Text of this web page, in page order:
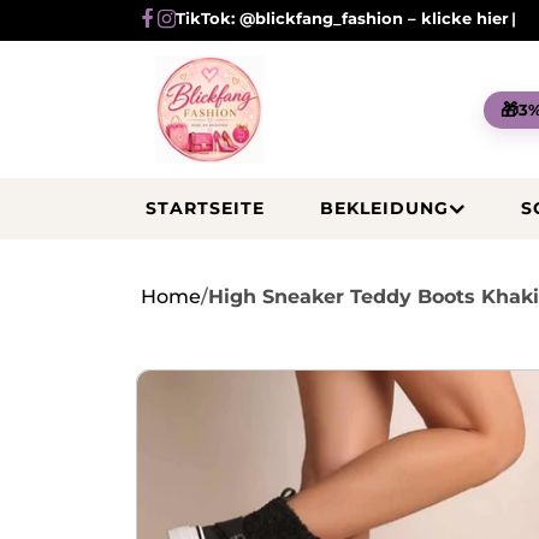
TikTok: @blickfang_fashion – klicke hier
🎁
STARTSEITE BEKLEIDUNG
Home/High Sneaker Teddy Boots Khaki
Zu
Produktinformationen